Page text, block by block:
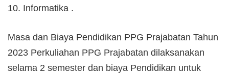
10. Informatika .
Masa dan Biaya Pendidikan PPG Prajabatan Tahun
2023 Perkuliahan PPG Prajabatan dilaksanakan
selama 2 semester dan biaya Pendidikan untuk